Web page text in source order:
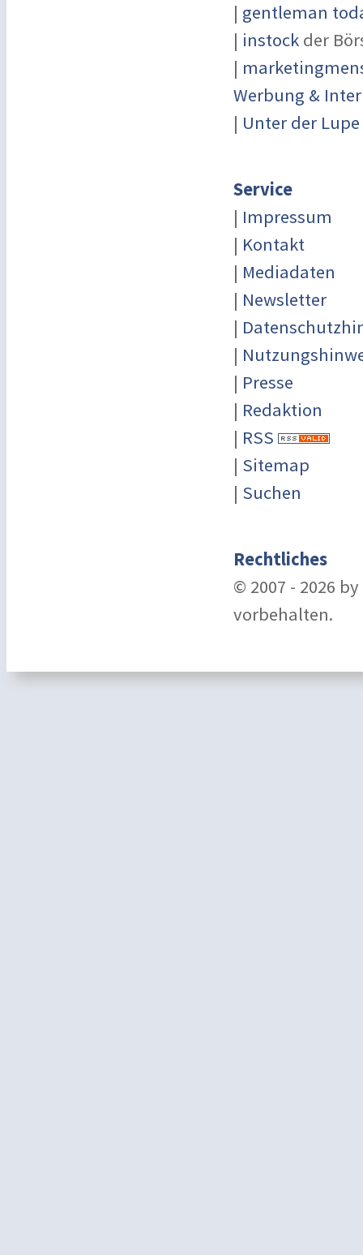
| gentleman
| instock der
|
Werbung &
| Unter der Lupe
Service
| Impressum
| Kontakt
| Mediadaten
| Newsletter
|
|
| Presse
| Redaktion
| RSS
| Sitemap
| Suchen
Rechtliches
© 2007 - 2026
vorbehalten.